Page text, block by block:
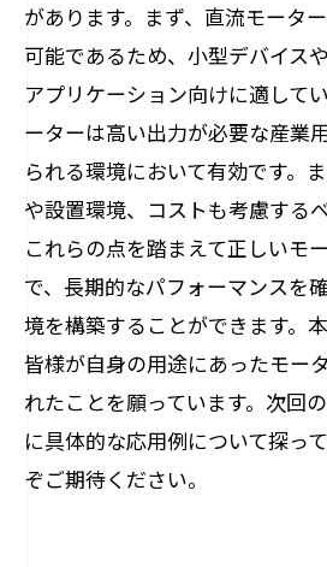
があります。まず、直流モータ
可能であるため、小型デバイス
アプリケーション向けに適して
ーターは高い出力が必要な産業
られる環境において有効です。
や設置環境、コストも考慮する
これらの点を踏まえて正しいモ
で、長期的なパフォーマンスを
境を構築することができます。
皆様が自身の用途にあったモー
れたことを願っています。次回
に具体的な応用例について探っ
ぞご期待ください。